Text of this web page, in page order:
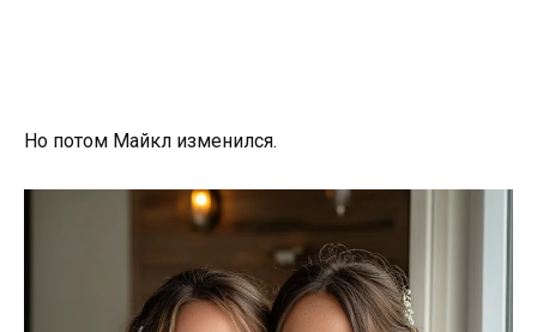
Но потом Майкл изменился.